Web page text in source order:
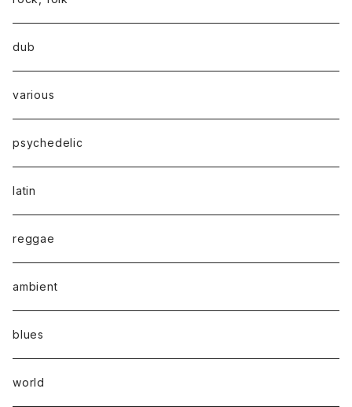
dub
various
psychedelic
latin
reggae
ambient
blues
world